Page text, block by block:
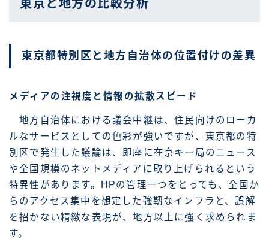
東京と地方の比較分析
東京都特別区と地方自治体の位置付けの差異
メディアの注視度と情報の拡散スピード
地方自治体における議会中継は、住民向けのローカ
ルなサービスとしての色彩が強いですが、東京都の特
別区で発生した議論は、即座に在京キー局のニュース
や全国規模のネットメディアに取り上げられるという
特異性があります。HPの管理一つをとっても、全国か
らのアクセス集中を想定した強靭なインフラと、誤解
を招かない精緻な表現が、地方以上に強く求められま
す。